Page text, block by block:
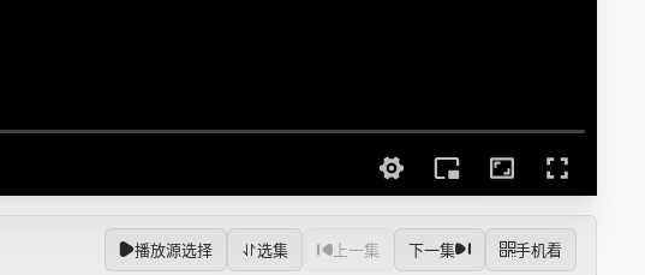
播放源选择 选集 上一集 下一集 手机看